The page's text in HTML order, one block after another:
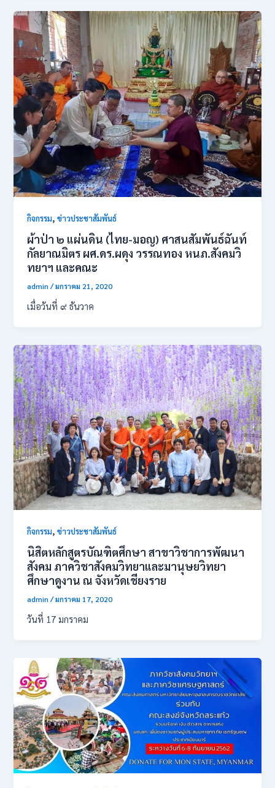
กิจกรรม ,ข่าวประชาสัมพันธ์
ผ้าป่า ๒ แผ่นดิน (ไทย-มอญ) ศาสนสัมพันธ์ฉันท์
กัลยาณมิตร ผศ.ดร.ผดุง วรรณทอง หนภ.สังคมวิ
ทยาฯ และคณะ
admin/มกราคม 21, 2020
เมื่อวันที่ ๙ ธันวาค
กิจกรรม ,ข่าวประชาสัมพันธ์
นิสิตหลักสูตร​บัณฑิต​ศึกษา​ สาขาวิชาการพัฒนา​
สังคม ​ภาควิชาสังคมวิทยาและมานุษยวิทยา
ศึกษาดูงาน​ ณ​ จังหวัดเชียงราย
admin/มกราคม 17, 2020
วันที่​ 17​ มกราคม​